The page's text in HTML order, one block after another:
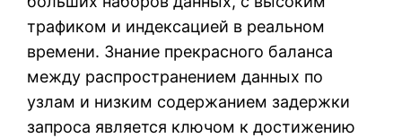
трафиком и индексацией в реальном
времени. Знание прекрасного баланса
между распространением данных по
узлам и низким содержанием задержки
запроса является ключом к достижению